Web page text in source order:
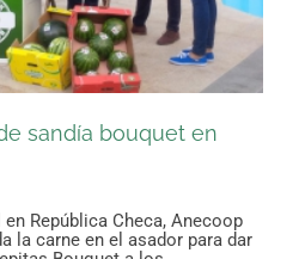
sandía bouquet en
República Checa, Anecoop
la carne en el asador para dar